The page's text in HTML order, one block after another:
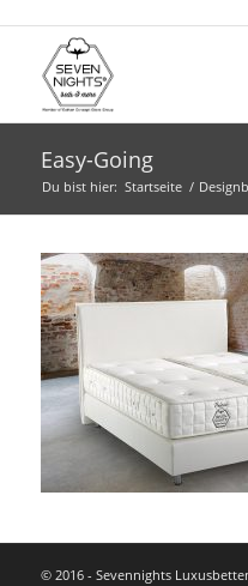
Easy-Going
Du bist hier: Startseite /
© 2016 - Sevennights